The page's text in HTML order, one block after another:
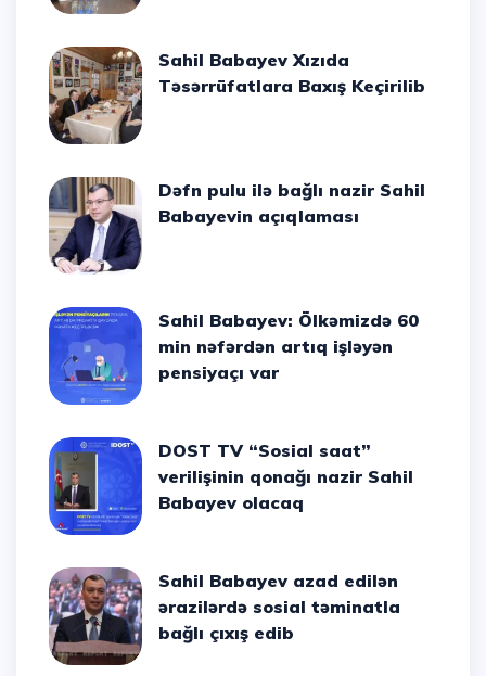
Sahil Babayev Xızıda
Təsərrüfatlara Baxış Keçirilib
Dəfn pulu ilə bağlı nazir Sahil
Babayevin açıqlaması
Sahil Babayev: Ölkəmizdə 60
min nəfərdən artıq işləyən
pensiyaçı var
DOST TV “Sosial saat”
verilişinin qonağı nazir Sahil
Babayev olacaq
Sahil Babayev azad edilən
ərazilərdə sosial təminatla
bağlı çıxış edib